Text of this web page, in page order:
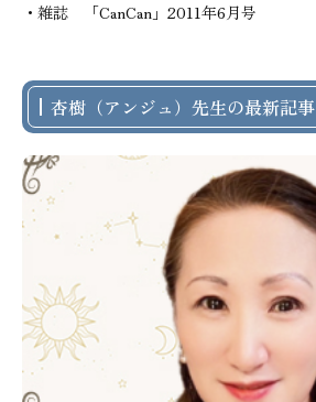
・雑誌　「CanCan」2011年6月号
杏樹（アンジュ）先生の最新記事